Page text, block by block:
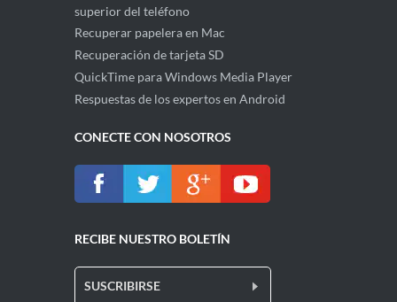
superior del teléfono
Recuperar papelera en Mac
Recuperación de tarjeta SD
QuickTime para Windows Media Player
Respuestas de los expertos en Android
CONECTE CON NOSOTROS
RECIBE NUESTRO BOLETÍN
SUSCRIBIRSE